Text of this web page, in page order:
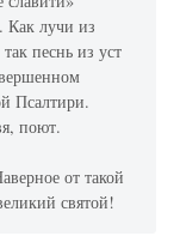
Как лучи из
песнь из уст
Псалтири.
поют.
от такой
святой!